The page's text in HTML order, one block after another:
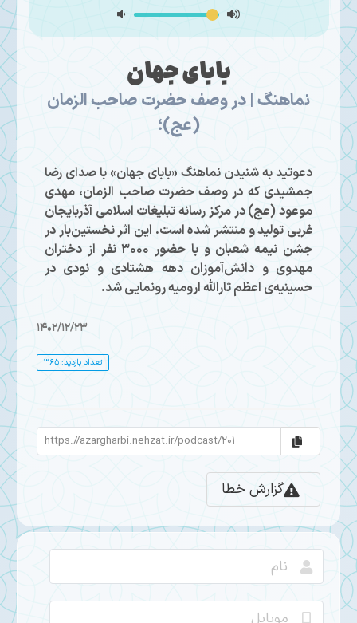
بابای جهان
نماهنگ | در وصف حضرت صاحب الزمان
(عج)؛
دعوتید به شنیدن نماهنگ «بابای جهان» با صدای رضا
جمشیدی که در وصف حضرت صاحب الزمان، مهدی
موعود (عج) در مرکز رسانه تبلیغات اسلامی آذربایجان
غربی تولید و منتشر شده است. این اثر نخستین‌بار در
جشن نیمه‌ شعبان و با حضور ۳۰۰۰ نفر از دختران
مهدوی و دانش‌آموزان دهه هشتادی و نودی در
حسینیه‌ی اعظم ثارالله ارومیه رونمایی شد.
1402/12/23
تعداد بازدید: 365
گزارش خطا